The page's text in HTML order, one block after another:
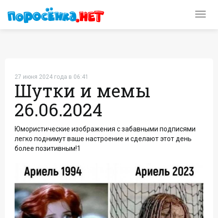
27 июня 2024 года в 06:41
Шутки и мемы
26.06.2024
Юмористические изображения с забавными подписями
легко поднимут ваше настроение и сделают этот день
более позитивным!1